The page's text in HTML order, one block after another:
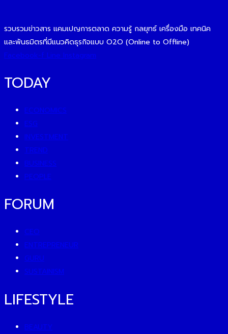
รวบรวมข่าวสาร แคมเปญการตลาด ความรู้ กลยุทธ์ เครื่องมือ เทคนิค
และพันธมิตรที่มีแนวคิดธุรกิจแบบ O2O (Online to Offline)
Facebook-f Line Instagram
TODAY
ECONOMICS
ESG
INVESTMENT
TREND
BUSINESS
PEOPLE
FORUM
CEO
ENTREPRENEUR
GURU
SUSTAINISM
LIFESTYLE
BEAUTY